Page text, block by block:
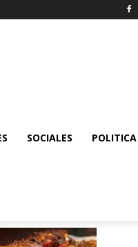
SOCIALES POLITICA